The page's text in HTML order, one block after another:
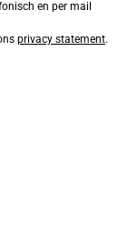
en per mail
privacy statement.